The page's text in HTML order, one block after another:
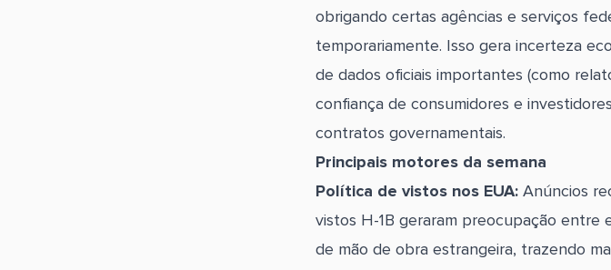
obrigando certas agências e serviços
temporariamente. Isso gera incerteza
de dados oficiais importantes (como
confiança de consumidores e
contratos governamentais.
Principais motores da semana
Política de vistos nos EUA:Anúncios
vistos H-1B geraram preocupação entre
de mão de obra estrangeira, trazendo